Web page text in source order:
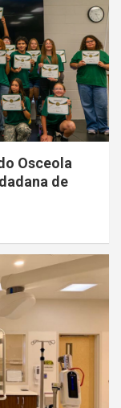
Osceola
de